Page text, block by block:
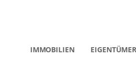
IMMOBILIEN EIGENTÜMER